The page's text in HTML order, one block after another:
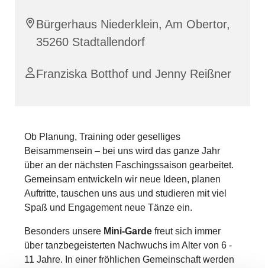
Bürgerhaus Niederklein, Am Obertor,
35260 Stadtallendorf
Franziska Botthof und Jenny Reißner
Ob Planung, Training oder geselliges
Beisammensein – bei uns wird das ganze Jahr
über an der nächsten Faschingssaison gearbeitet.
Gemeinsam entwickeln wir neue Ideen, planen
Auftritte, tauschen uns aus und studieren mit viel
Spaß und Engagement neue Tänze ein.
Besonders unsere Mini-Garde freut sich immer
über tanzbegeisterten Nachwuchs im Alter von 6 -
11 Jahre. In einer fröhlichen Gemeinschaft werden